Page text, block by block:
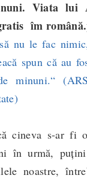
Viata lui
îm
nu le fac
spun că au
minuni.“
cineva s-ar fi
în urmă,
noastre,